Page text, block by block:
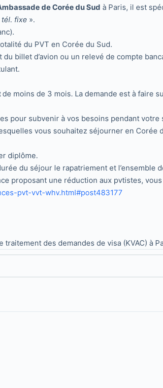
de Corée du Sud à Paris, il est
tél. fixe ».
du PVT en Corée du Sud.
du billet d’avion ou un relevé de compte
de moins de 3 mois. La demande est à faire
pour subvenir à vos besoins pendant votre
vous souhaitez séjourner en Corée
diplôme.
du séjour le rapatriement et l’ensemble
proposant une réduction aux pvtistes,
pvt-vvt-whv.html#post483177
des demandes de visa (KVAC) à